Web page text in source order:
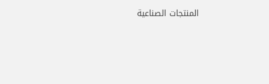
المنتجات الصناعية